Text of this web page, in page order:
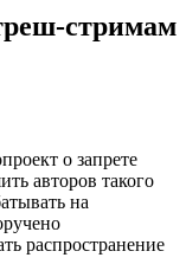
стримам
о запрете
авторов такого
на
распространение